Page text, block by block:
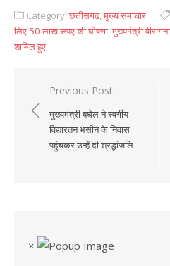
Category: छत्तीसगढ़,मुख्य समाचार
लिए 50 लाख रूपए की घोषणा,मुख्यमंत्री
शामिल हुए
Post
navigation
Previous Post
मुख्यमंत्री बघेल ने स्वर्गीय
विद्यारतन भसीन के निवास
पहुंचकर उन्हें दी श्रद्धांजलि
×